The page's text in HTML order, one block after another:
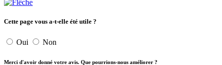
Cette page vous a-t-elle été utile ?
Oui Non
Merci d'avoir donné votre avis. Que pourrions-nous améliorer ?